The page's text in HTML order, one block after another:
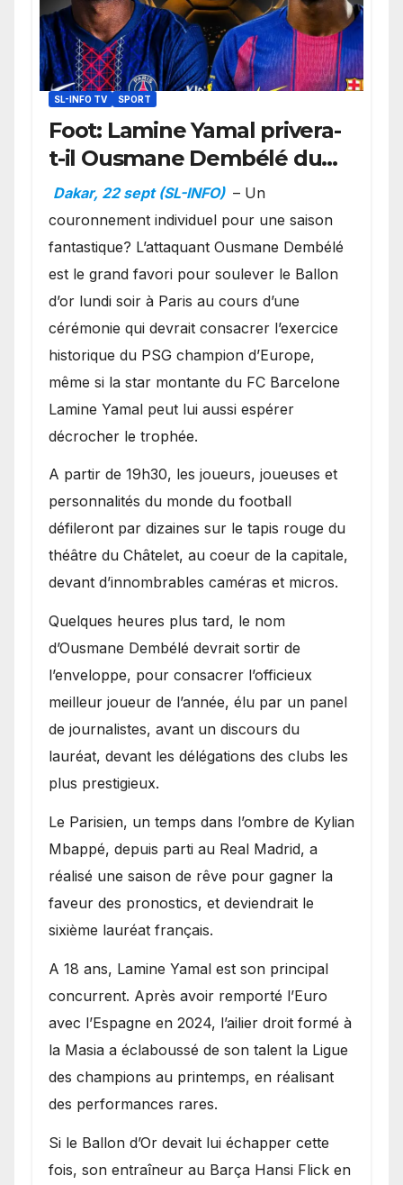
SL-INFO TV SPORT
Foot: Lamine Yamal privera-
t-il Ousmane Dembélé du
Ballon d’or ?
Dakar, 22 sept (SL-INFO) – Un
couronnement individuel pour une saison
fantastique? L’attaquant Ousmane Dembélé
est le grand favori pour soulever le Ballon
d’or lundi soir à Paris au cours d’une
cérémonie qui devrait consacrer l’exercice
historique du PSG champion d’Europe,
même si la star montante du FC Barcelone
Lamine Yamal peut lui aussi espérer
décrocher le trophée.
A partir de 19h30, les joueurs, joueuses et
personnalités du monde du football
défileront par dizaines sur le tapis rouge du
théâtre du Châtelet, au coeur de la capitale,
devant d’innombrables caméras et micros.
Quelques heures plus tard, le nom
d’Ousmane Dembélé devrait sortir de
l’enveloppe, pour consacrer l’officieux
meilleur joueur de l’année, élu par un panel
de journalistes, avant un discours du
lauréat, devant les délégations des clubs les
plus prestigieux.
Le Parisien, un temps dans l’ombre de Kylian
Mbappé, depuis parti au Real Madrid, a
réalisé une saison de rêve pour gagner la
faveur des pronostics, et deviendrait le
sixième lauréat français.
A 18 ans, Lamine Yamal est son principal
concurrent. Après avoir remporté l’Euro
avec l’Espagne en 2024, l’ailier droit formé à
la Masia a éclaboussé de son talent la Ligue
des champions au printemps, en réalisant
des performances rares.
Si le Ballon d’Or devait lui échapper cette
fois, son entraîneur au Barça Hansi Flick en